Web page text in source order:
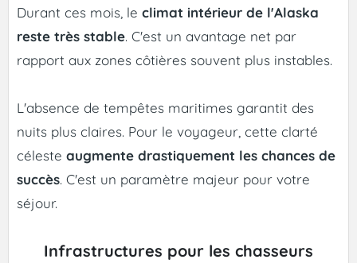
Durant ces mois, le climat intérieur de l'Alaska
reste très stable. C'est un avantage net par
rapport aux zones côtières souvent plus instables.
L'absence de tempêtes maritimes garantit des
nuits plus claires. Pour le voyageur, cette clarté
céleste augmente drastiquement les chances de
succès. C'est un paramètre majeur pour votre
séjour.
Infrastructures pour les chasseurs